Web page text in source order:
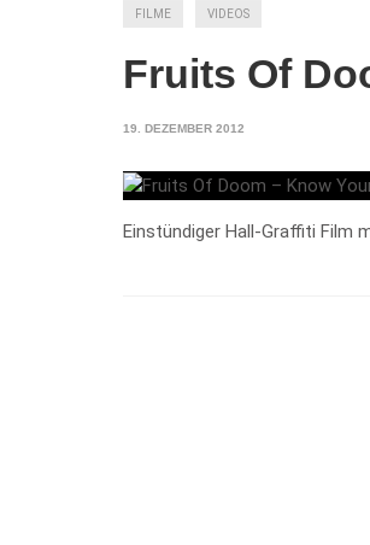
FILME VIDEOS
Fruits Of
19. DEZEMBER 2012
Einstündiger Hall-Graffiti Film